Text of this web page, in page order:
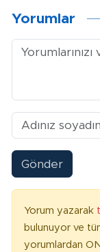
Yorumlar
Gönder
Yorum yazarak
bulunuyor ve
yorumlardan